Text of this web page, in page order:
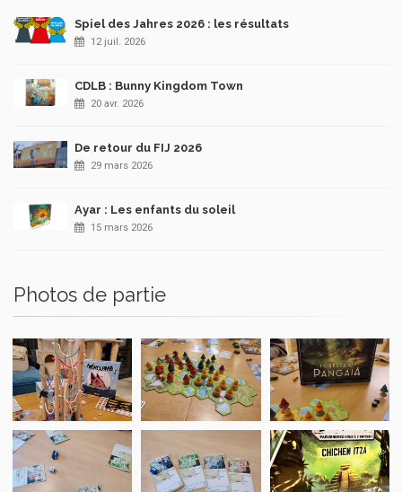
Spiel des Jahres 2026 : les résultats
12 juil. 2026
CDLB : Bunny Kingdom Town
20 avr. 2026
De retour du FIJ 2026
29 mars 2026
Ayar : Les enfants du soleil
15 mars 2026
Photos de partie